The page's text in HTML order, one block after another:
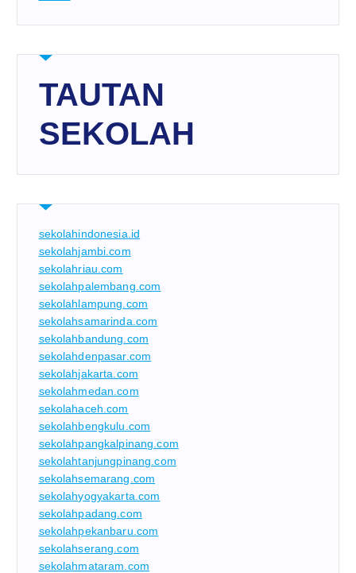
TAUTAN
SEKOLAH
sekolahindonesia.id
sekolahjambi.com
sekolahriau.com
sekolahpalembang.com
sekolahlampung.com
sekolahsamarinda.com
sekolahbandung.com
sekolahdenpasar.com
sekolahjakarta.com
sekolahmedan.com
sekolahaceh.com
sekolahbengkulu.com
sekolahpangkalpinang.com
sekolahtanjungpinang.com
sekolahsemarang.com
sekolahyogyakarta.com
sekolahpadang.com
sekolahpekanbaru.com
sekolahserang.com
sekolahmataram.com